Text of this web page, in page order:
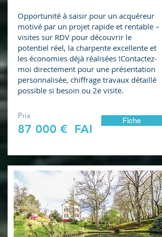
Opportunité à saisir pour un acquéreur
motivé par un projet rapide et rentable –
visites sur RDV pour découvrir le
potentiel réel, la charpente excellente et
les économies déjà réalisées !Contactez-
moi directement pour une présentation
personnalisée, chiffrage travaux détaillé
possible si besoin ou 2e visite.
Prix
87 000 € FAI
Fiche